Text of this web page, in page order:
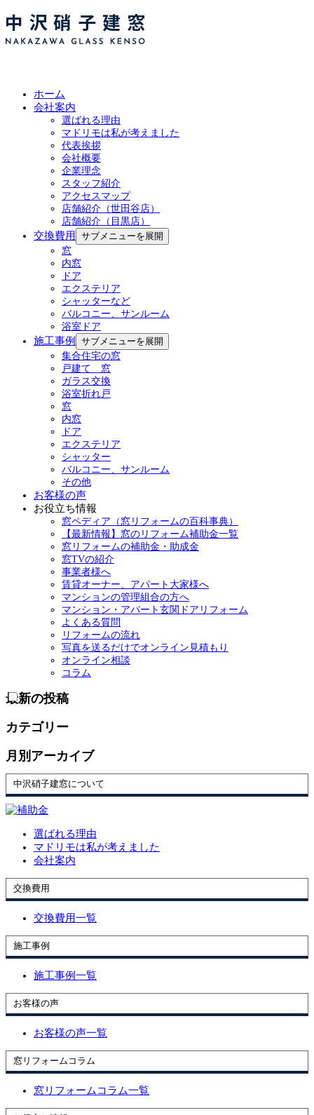
ホーム
会社案内
選ばれる理由
マドリモは私が考えました
代表挨拶
会社概要
企業理念
スタッフ紹介
アクセスマップ
店舗紹介（世田谷店）
店舗紹介（目黒店）
交換費用
サブメニューを展開
窓
内窓
ドア
エクステリア
シャッターなど
バルコニー、サンルーム
浴室ドア
施工事例
サブメニューを展開
集合住宅の窓
戸建て 窓
ガラス交換
浴室折れ戸
窓
内窓
ドア
エクステリア
シャッター
バルコニー、サンルーム
その他
お客様の声
お役立ち情報
窓ペディア（窓リフォームの百科事典）
【最新情報】窓のリフォーム補助金一覧
窓リフォームの補助金・助成金
窓TVの紹介
事業者様へ
賃貸オーナー、アパート大家様へ
マンションの管理組合の方へ
マンション・アパート玄関ドアリフォーム
よくある質問
リフォームの流れ
写真を送るだけでオンライン見積もり
オンライン相談
コラム
最新の投稿
カテゴリー
月別アーカイブ
中沢硝子建窓について
選ばれる理由
マドリモは私が考えました
会社案内
交換費用
交換費用一覧
施工事例
施工事例一覧
お客様の声
お客様の声一覧
窓リフォームコラム
窓リフォームコラム一覧